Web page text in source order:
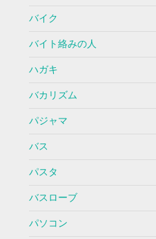
バイク
バイト絡みの人
ハガキ
バカリズム
パジャマ
バス
パスタ
バスローブ
パソコン